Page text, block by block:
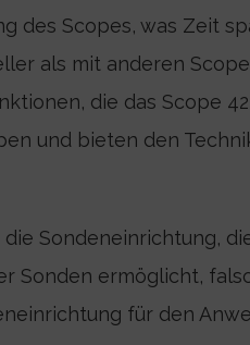
des Scopes, was Zeit
als mit anderen
die das Scope
und bieten den
Sondeneinrichtung,
Sonden ermöglicht,
für den